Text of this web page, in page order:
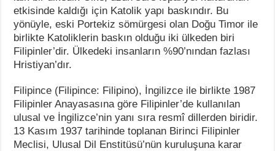
etkisinde kaldığı için Katolik yapı baskındır. Bu
yönüyle, eski Portekiz sömürgesi olan Doğu Timor ile
birlikte Katoliklerin baskın olduğu iki ülkeden biri
Filipinler’dir. Ülkedeki insanların %90’nından fazlası
Hristiyan’dır.
Filipince (Filipince: Filipino), İngilizce ile birlikte 1987
Filipinler Anayasasına göre Filipinler’de kullanılan
ulusal ve İngilizce’nin yanı sıra resmî dillerden biridir.
13 Kasım 1937 tarihinde toplanan Birinci Filipinler
Meclisi, Ulusal Dil Enstitüsü’nün kuruluşuna karar